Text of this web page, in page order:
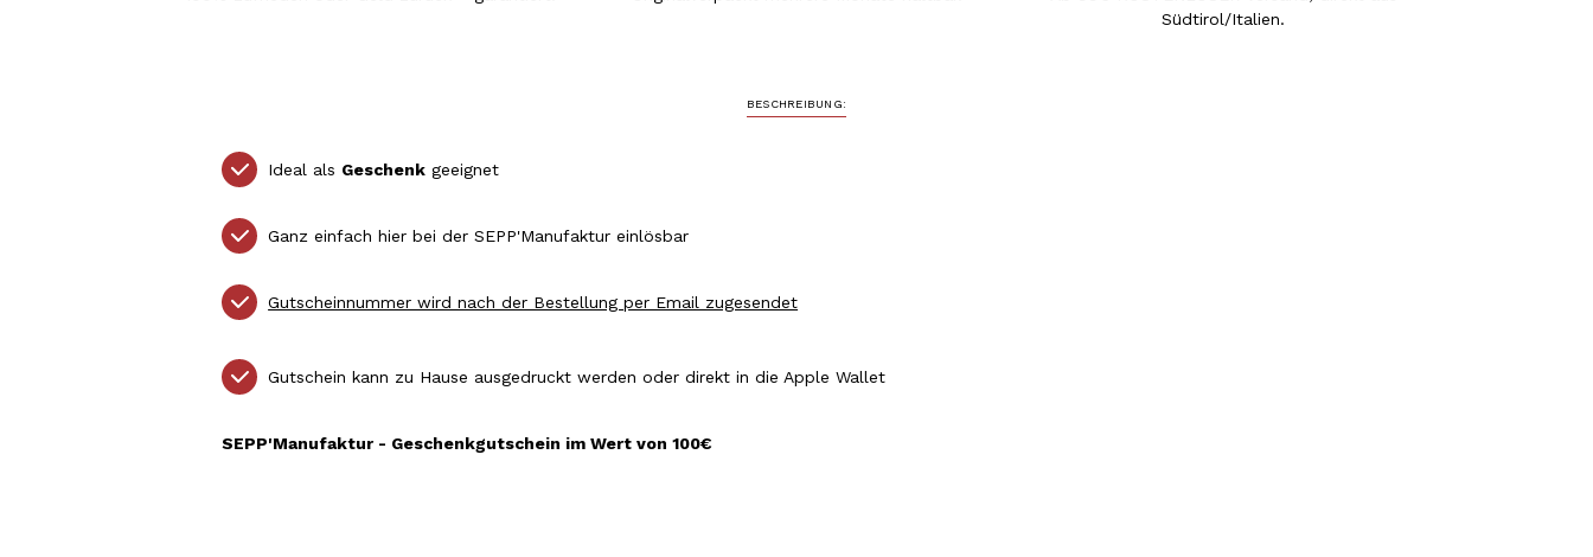
Südtirol/Italien.
BESCHREIBUNG:
Ideal als Geschenk geeignet
Ganz einfach hier bei der SEPP'Manufaktur einlösbar
Gutscheinnummer wird nach der Bestellung per Email zugesendet
Gutschein kann zu Hause ausgedruckt werden oder direkt in die Apple Wallet
SEPP'Manufaktur - Geschenkgutschein im Wert von 100€